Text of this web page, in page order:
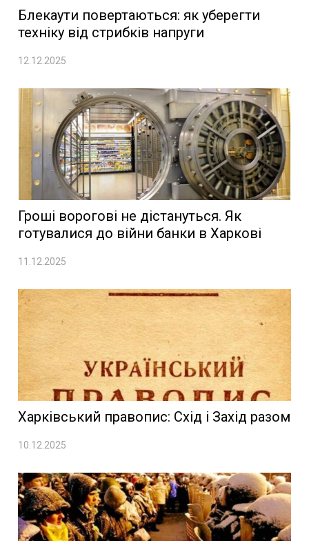
Блекаути повертаються: як уберегти
техніку від стрибків напруги
12.12.2025
Гроші ворогові не дістануться. Як
готувалися до війни банки в Харкові
11.12.2025
Харківський правопис: Схід і Захід разом
10.12.2025